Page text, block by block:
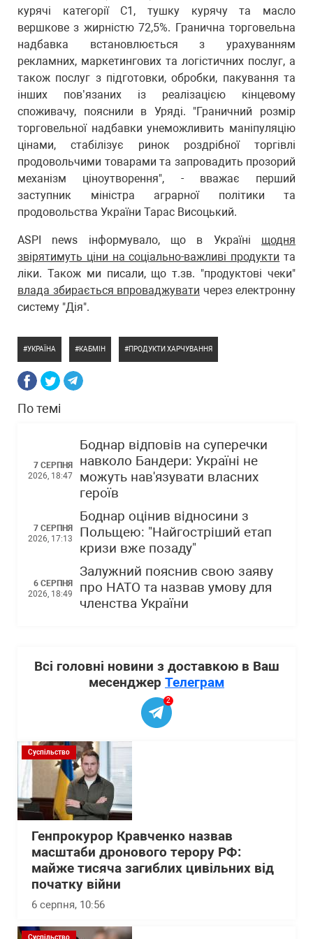
курячі категорії С1, тушку курячу та масло
вершкове з жирністю 72,5%. Гранична торговельна
надбавка встановлюється з урахуванням
рекламних, маркетингових та логістичних послуг, а
також послуг з підготовки, обробки, пакування та
інших пов’язаних із реалізацією кінцевому
споживачу, пояснили в Уряді. "Граничний розмір
торговельної надбавки унеможливить маніпуляцію
цінами, стабілізує ринок роздрібної торгівлі
продовольчими товарами та запровадить прозорий
механізм ціноутворення", - вважає перший
заступник міністра аграрної політики та
продовольства України Тарас Висоцький.
ASPI news інформувало, що в Україні щодня
звірятимуть ціни на соціально-важливі продукти та
ліки. Також ми писали, що т.зв. "продуктові чеки"
влада збирається впроваджувати через електронну
систему "Дія".
УКРАЇНА КАБМІН ПРОДУКТИ ХАРЧУВАННЯ
По темі
7 СЕРПНЯ
2026, 18:47
Боднар відповів на суперечки
навколо Бандери: Україні не
можуть нав'язувати власних
героїв
7 СЕРПНЯ
2026, 17:13
Боднар оцінив відносини з
Польщею: "Найгостріший етап
кризи вже позаду"
6 СЕРПНЯ
2026, 18:49
Залужний пояснив свою заяву
про НАТО та назвав умову для
членства України
Всі головні новини з доставкою в Ваш
месенджер Телеграм
2
Суспільство
Генпрокурор Кравченко назвав
масштаби дронового терору РФ:
майже тисяча загиблих цивільних від
початку війни
6 серпня, 10:56
Суспільство